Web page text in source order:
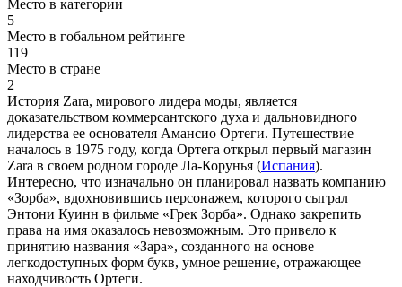
Место в категории
5
Место в гобальном рейтинге
119
Место в стране
2
История Zara, мирового лидера моды, является
доказательством коммерсантского духа и дальновидного
лидерства ее основателя Амансио Ортеги. Путешествие
началось в 1975 году, когда Ортега открыл первый магазин
Zara в своем родном городе Ла-Корунья (Испания).
Интересно, что изначально он планировал назвать компанию
«Зорба», вдохновившись персонажем, которого сыграл
Энтони Куинн в фильме «Грек Зорба». Однако закрепить
права на имя оказалось невозможным. Это привело к
принятию названия «Зара», созданного на основе
легкодоступных форм букв, умное решение, отражающее
находчивость Ортеги.